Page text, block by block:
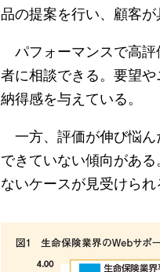
品の提案を行い、顧客
パフォーマンスで高評
者に相談できる。要望
納得感を与えている。
一方、評価が伸び悩ん
できていない傾向があ
ないケースが見受けられ